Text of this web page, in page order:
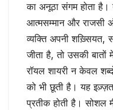
का अनूठा संगम होता
आत्मसम्मान और राजसी
व्यक्ति अपनी शख़्सियत,
जीता है, तो उसकी बातों
रॉयल शायरी न केवल
को भी छूती है। यह
प्रतीक होती है। सोशल